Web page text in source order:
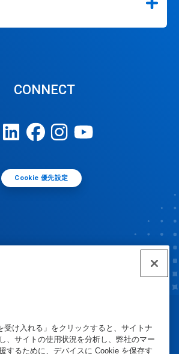
受け入れる」をクリックすると、サイトナ
、サイトの使用状況を分析し、弊社のマー
するために、デバイスに Cookie を保存す
CONNECT
Cookie 優先設定
© Ecolab Inc. 2025